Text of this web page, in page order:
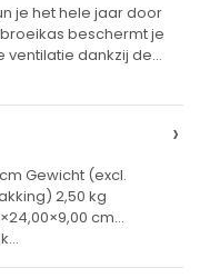
je het hele jaar door
beschermt je
ventilatie dankzij de
›
Gewicht (excl.
2,50 kg
cm